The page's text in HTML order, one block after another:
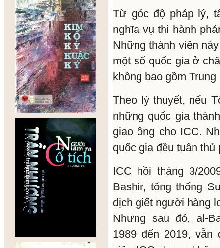
Từ góc độ pháp lý,
nghĩa vụ thi hành
Những thành viên
một số quốc gia ở
không bao gồm
Theo lý thuyết, nếu
những quốc gia
giao ông cho ICC.
quốc gia đều tuân thủ
ICC hồi tháng 3/
Bashir, tổng thống
dịch giết người hàng
Nhưng sau đó, al-
1989 đến 2019, vẫn